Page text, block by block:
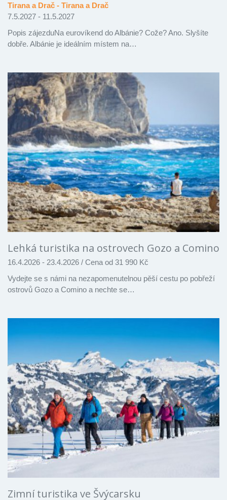
Tirana a Drač - Tirana a Drač
7.5.2027 - 11.5.2027
Popis zájezduNa eurovíkend do Albánie? Cože? Ano. Slyšíte
dobře. Albánie je ideálním místem na…
Lehká turistika na ostrovech Gozo a Comino
16.4.2026 - 23.4.2026 / Cena od 31 990 Kč
Vydejte se s námi na nezapomenutelnou pěší cestu po pobřeží
ostrovů Gozo a Comino a nechte se…
Zimní turistika ve Švýcarsku